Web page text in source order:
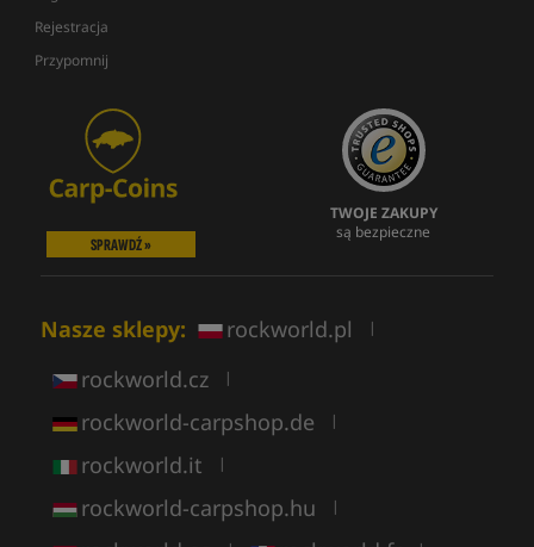
Rejestracja
Przypomnij
SPRAWDŹ »
TWOJE ZAKUPY
są bezpieczne
Nasze sklepy: rockworld.pl |
rockworld.cz |
rockworld-carpshop.de |
rockworld.it |
rockworld-carpshop.hu |